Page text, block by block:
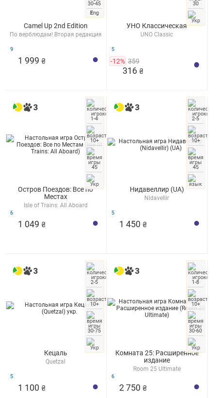
Camel Up 2nd Edition
По верблюдам! Вторая редакция
30-45
Eng
9
1 999 ₴
УНО Классическая
UNO Classic
30
5
-12% 359
316 ₴
Остров Поездов: Все по
Местах
Isle of Trains: All Aboard
1-4
10+
45
6
1 049 ₴
Нидавеллир (UA)
Nidavellir
2-5
10+
45
5
1 450 ₴
Кецаль
Quetzal
2-5
10+
30-75
5
1 100 ₴
Комната 25: Расширенное
издание
Room 25 Ultimate
1-8
10+
30-60
6
2 750 ₴